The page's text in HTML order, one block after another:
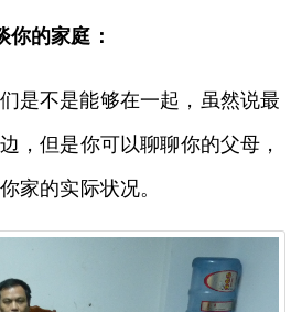
你的家庭：
是不是能够在一起，虽然说最
，但是你可以聊聊你的父母，
家的实际状况。